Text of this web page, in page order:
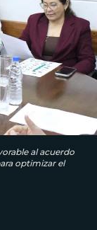
al acuerdo
optimizar el